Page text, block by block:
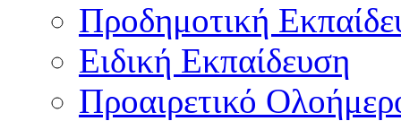
Προδημοτική
Ειδική Εκπαίδευση
Προαιρετικό